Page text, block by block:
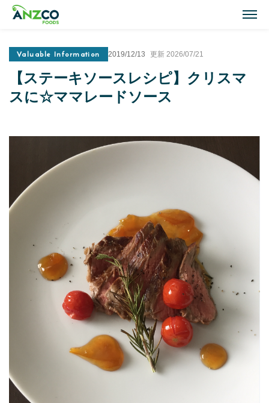
Lamb Recipes
ラム肉のおすすめレシピ
Our Products
Topics
トピックス
About ANZCO Foods
アンズコフーズとは
Contact Us
お問い合わせ
Materials
牛肉・ラム肉購買担当者向け
Valuable Information 2019/12/13 更新 2026/07/21
【ステーキソースレシピ】クリスマ
スに☆ママレードソース